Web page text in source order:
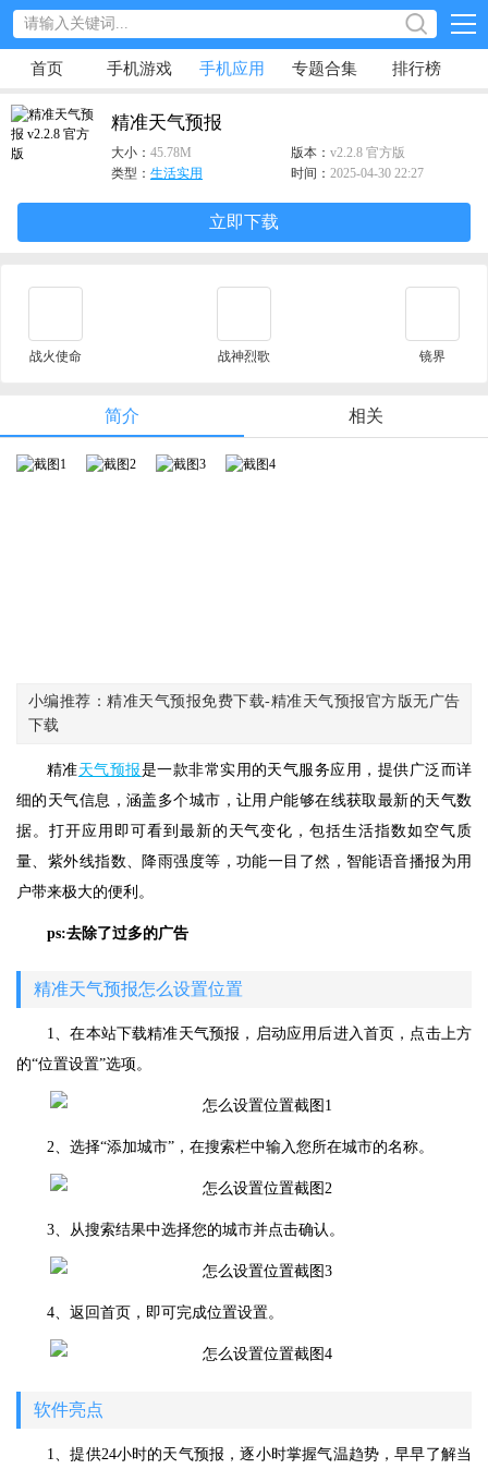
首页 手机游戏 手机应用 专题合集 排行榜
精准天气预报
大小： 45.78M 版本： v2.2.8 官方版
类型： 生活实用 时间： 2025-04-30 22:27
立即下载
战火使命 战神烈歌 镜界
简介 相关
小编推荐：精准天气预报免费下载-精准天气预报官方版无广告
下载
精准天气预报是一款非常实用的天气服务应用，提供广泛而详
细的天气信息，涵盖多个城市，让用户能够在线获取最新的天气数
据。打开应用即可看到最新的天气变化，包括生活指数如空气质
量、紫外线指数、降雨强度等，功能一目了然，智能语音播报为用
户带来极大的便利。
ps:去除了过多的广告
精准天气预报怎么设置位置
1、在本站下载精准天气预报，启动应用后进入首页，点击上方
的“位置设置”选项。
2、选择“添加城市”，在搜索栏中输入您所在城市的名称。
3、从搜索结果中选择您的城市并点击确认。
4、返回首页，即可完成位置设置。
软件亮点
1、提供24小时的天气预报，逐小时掌握气温趋势，早早了解当